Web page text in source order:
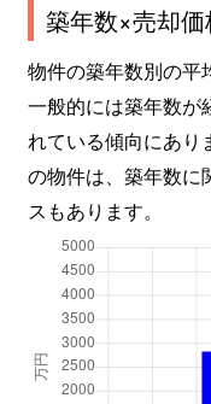
築年数×売却価
物件の築年数別の平
一般的には築年数が
れている傾向にあり
の物件は、築年数に
スもあります。